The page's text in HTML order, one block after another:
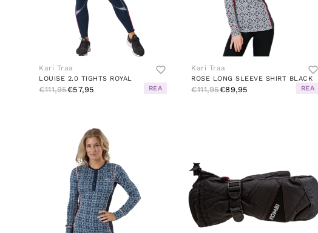
Kari Traa
LOUISE 2.0 TIGHTS ROYAL
€111,95€57,95 REA
Kari Traa
ROSE LONG SLEEVE SHIRT BLACK
€111,95€89,95 REA